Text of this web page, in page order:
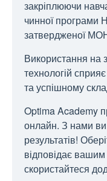
закріплюючи
чинної програми
затвердженої
Використання на
технологій
та успішному
Optima Academy
онлайн. З нами
результатів!
відповідає вашим
скористайтеся